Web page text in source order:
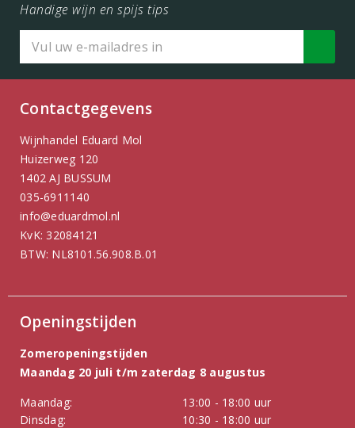
Handige wijn en spijs tips
Contactgegevens
Wijnhandel Eduard Mol
Huizerweg 120
1402 AJ BUSSUM
035-6911140
info@eduardmol.nl
KvK: 32084121
BTW: NL8101.56.908.B.01
Openingstijden
Zomeropeningstijden
Maandag 20 juli t/m zaterdag 8 augustus
Maandag:
13:00 - 18:00 uur
Dinsdag:
10:30 - 18:00 uur